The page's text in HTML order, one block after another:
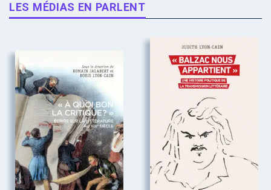
LES MÉDIAS EN PARLENT